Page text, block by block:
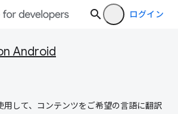
ログイン
Android
用して、コンテンツをご希望の言語に翻訳